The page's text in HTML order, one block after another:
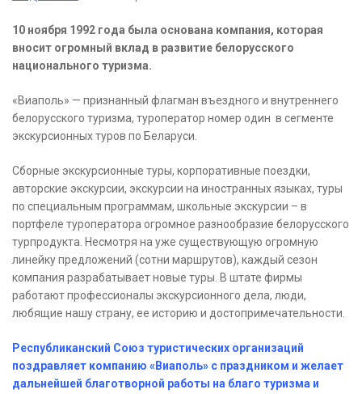
10 ноября 1992 года была основана компания, которая
вносит огромный вклад в развитие белорусского
национального туризма.
«Виаполь» — признанный флагман въездного и внутреннего
белорусского туризма, туроператор номер один в сегменте
экскурсионных туров по Беларуси.
Сборные экскурсионные туры, корпоративные поездки,
авторские экскурсии, экскурсии на иностранных языках, туры
по специальным программам, школьные экскурсии – в
портфеле туроператора огромное разнообразие белорусского
турпродукта. Несмотря на уже существующую огромную
линейку предложений (сотни маршрутов), каждый сезон
компания разрабатывает новые туры. В штате фирмы
работают профессионалы экскурсионного дела, люди,
любящие нашу страну, ее историю и достопримечательности.
Республиканский Союз туристических организаций
поздравляет компанию «Виаполь» с праздником и желает
дальнейшей благотворной работы на благо туризма и